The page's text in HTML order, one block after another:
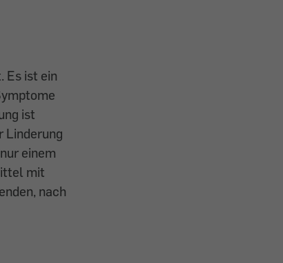
Es ist ein
ist
Linderung
einem
mit
nach